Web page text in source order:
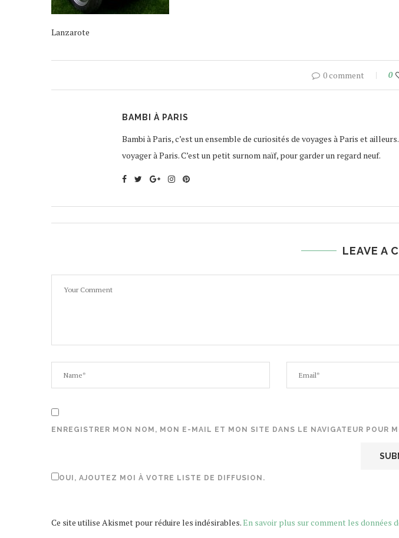
Lanzarote
0 comment 0
BAMBI À PARIS
Bambi à Paris, c’est un ensemble de curiosités de voyages à Paris et
voyager à Paris. C’est un petit surnom naïf, pour garder un regard neuf.
LEAVE A
ENREGISTRER MON NOM, MON E-MAIL ET MON SITE DANS LE NAVIGATEUR POUR
OUI, AJOUTEZ MOI À VOTRE LISTE DE DIFFUSION.
Ce site utilise Akismet pour réduire les indésirables.En savoir plus sur comment les données